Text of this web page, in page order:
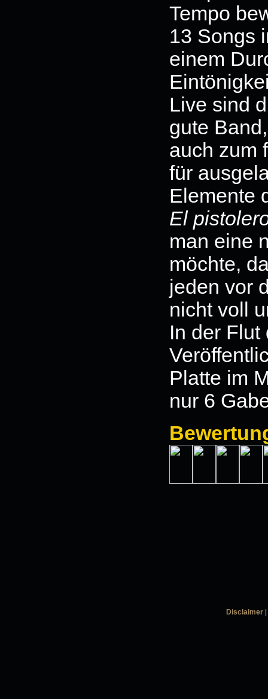
Tempo
13 Songs
einem
Live sind
gute
auch zum
für
Elemente
El
man eine
möchte,
jeden vor
nicht voll
In der Flut
Platte im
nur 6
Disclaimer|